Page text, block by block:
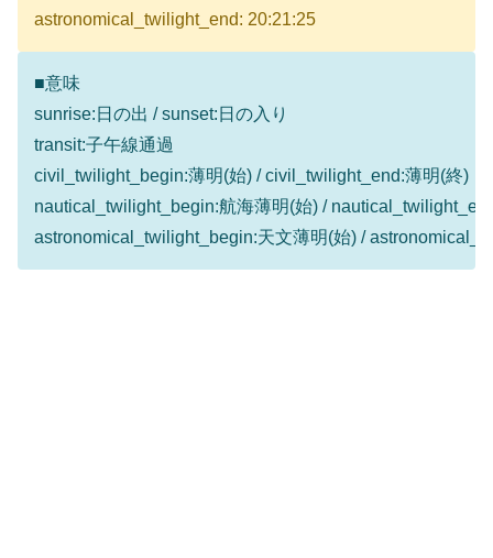
astronomical_twilight_end: 20:21:25
■意味
sunrise:日の出 / sunset:日の入り
transit:子午線通過
civil_twilight_begin:薄明(始) / civil_twilight_end:薄明(終)
nautical_twilight_begin:航海薄明(始) /
astronomical_twilight_begin:天文薄明(始) /